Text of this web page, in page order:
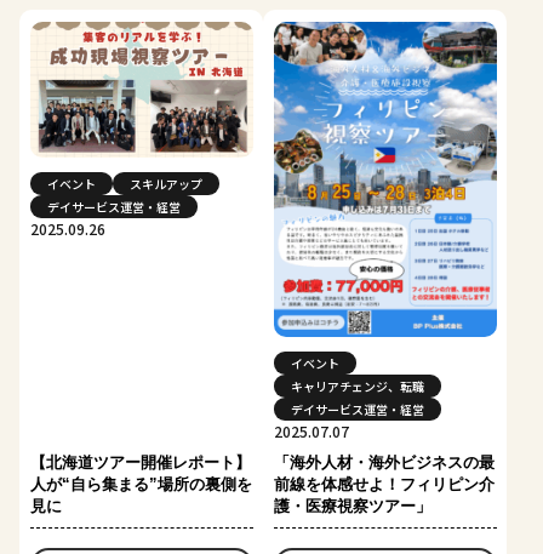
イベント
スキルアップ
デイサービス運営・経営
2025.09.26
【北海道ツアー開催レポート】
人が“自ら集まる”場所の裏側を
見に
イベント
キャリアチェンジ、転職
デイサービス運営・経営
2025.07.07
「海外人材・海外ビジネスの最
前線を体感せよ！フィリピン介
護・医療視察ツアー」